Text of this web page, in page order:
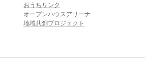
おうちリンク
オープンハウスアリーナ
地域共創プロジェクト